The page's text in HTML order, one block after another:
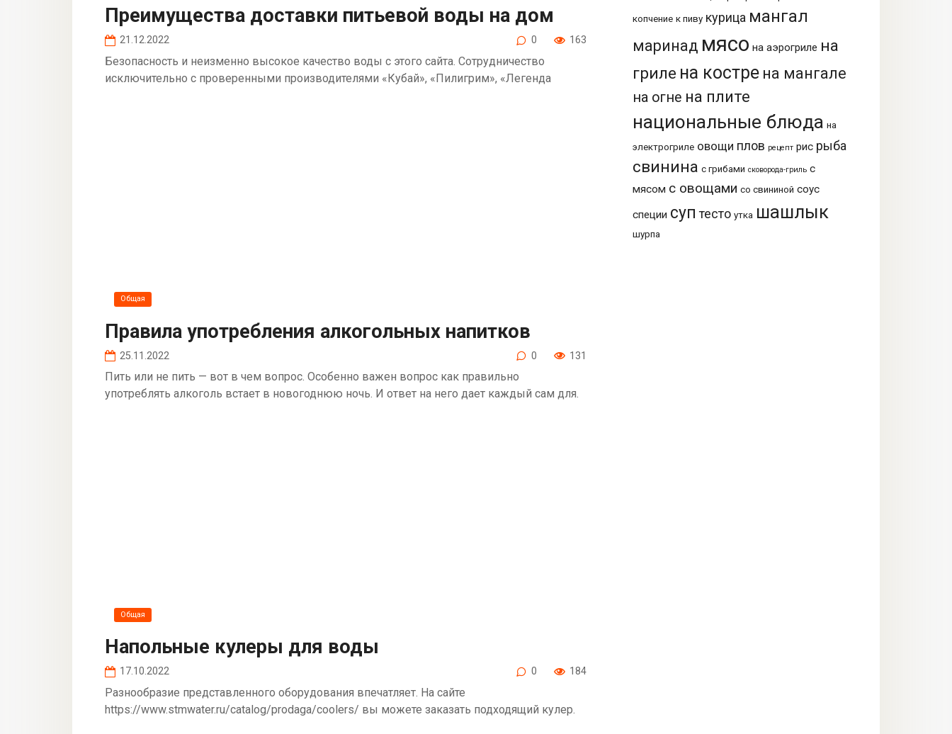
Преимущества доставки питьевой воды на дом
21.12.2022 0 163
Безопасность и неизменно высокое качество воды с этого сайта. Сотрудничество
исключительно с проверенными производителями «Кубай», «Пилигрим», «Легенда
Общая
Правила употребления алкогольных напитков
25.11.2022 0 131
Пить или не пить — вот в чем вопрос. Особенно важен вопрос как правильно
употреблять алкоголь встает в новогоднюю ночь. И ответ на него дает каждый сам для.
Общая
Напольные кулеры для воды
17.10.2022 0 184
Разнообразие представленного оборудования впечатляет. На сайте
https://www.stmwater.ru/catalog/prodaga/coolers/ вы можете заказать подходящий кулер.
копчение к пиву курица мангал
маринад мясо на аэрогриле на
гриле на костре на мангале
на огне на плите
национальные блюда на
электрогриле овощи плов рецепт рис рыба
свинина с грибами сковорода-гриль с
мясом с овощами со свининой соус
специи суп тесто утка шашлык
шурпа